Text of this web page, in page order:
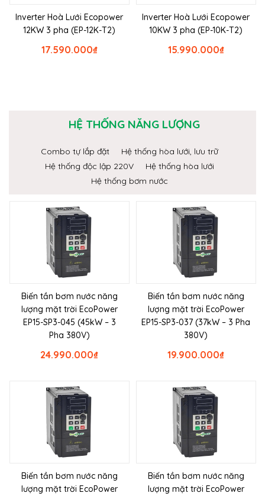
Inverter Hoà Lưới Ecopower
12KW 3 pha (EP-12K-T2)
₫
17.590.000
Inverter Hoà Lưới Ecopower
10KW 3 pha (EP-10K-T2)
₫
15.990.000
HỆ THỐNG NĂNG LƯỢNG
Combo tự lắp đặt
Hệ thống hòa lưới, lưu trữ
Hệ thống độc lập 220V
Hệ thống hòa lưới
Hệ thống bơm nước
Biến tần bơm nước năng
lượng mặt trời EcoPower
EP15-SP3-045 (45kW – 3
Pha 380V)
₫
24.990.000
Biến tần bơm nước năng
lượng mặt trời EcoPower
EP15-SP3-037 (37kW – 3 Pha
380V)
₫
19.900.000
Biến tần bơm nước năng
lượng mặt trời EcoPower
Biến tần bơm nước năng
lượng mặt trời EcoPower